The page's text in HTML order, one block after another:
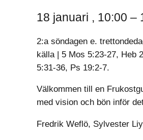
18 januari , 10:00 –
2:a söndagen e.
källa | 5 Mos 5:23-27, Heb
5:31-36, Ps 19:2-7.
Välkommen till en
med vision och bön inför
Fredrik Weflö, Sylvester